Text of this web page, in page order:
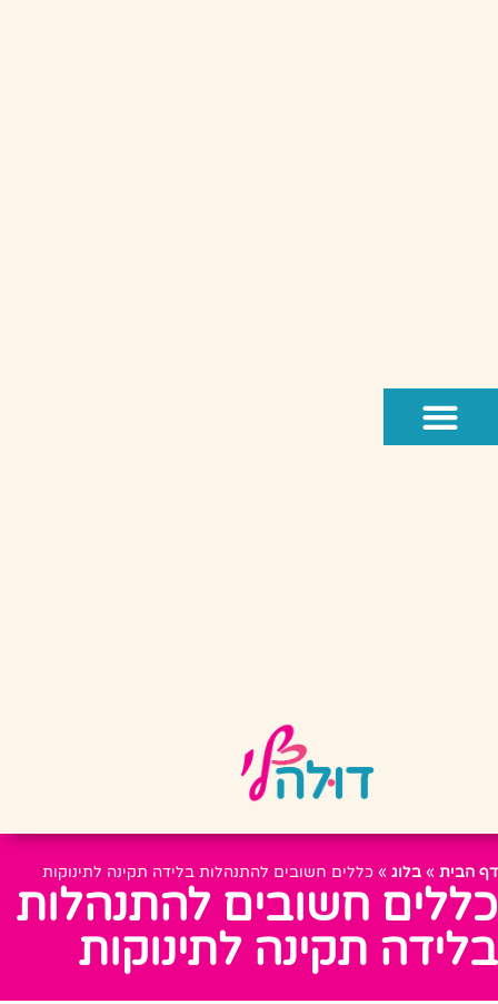
דף הבית » בלוג » כללים חשובים להתנהלות בלידה תקינה לתינוקות
כללים חשובים להתנהלות
בלידה תקינה לתינוקות